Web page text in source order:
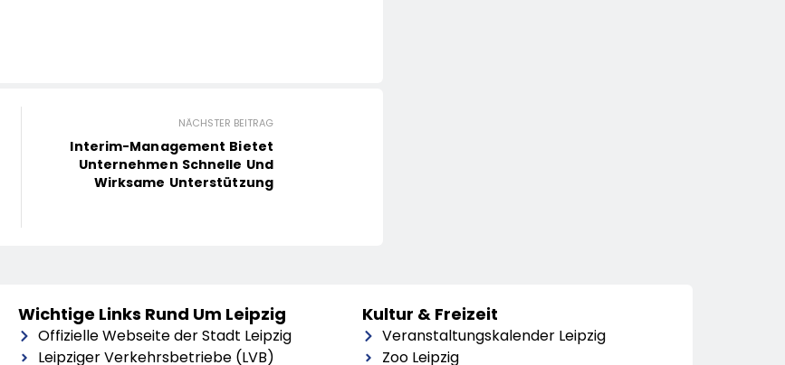
NÄCHSTER BEITRAG
Interim-Management Bietet
Unternehmen Schnelle Und
Wirksame Unterstützung
Wichtige Links Rund Um Leipzig
Offizielle Webseite der Stadt Leipzig
Leipziger Verkehrsbetriebe (LVB)
Kultur & Freizeit
Veranstaltungskalender Leipzig
Zoo Leipzig